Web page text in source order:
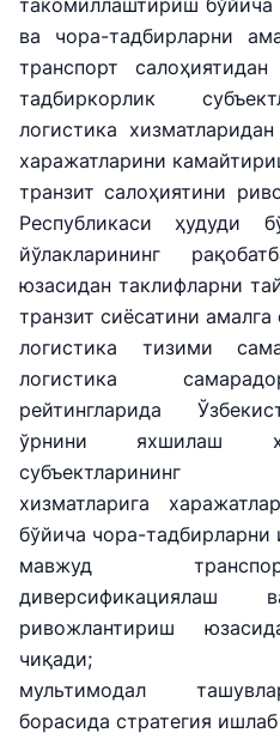
такомиллаштириш
ва чора-тадбирларни
транспорт
тадбиркорлик
логистика
харажатларини
транзит салоҳиятини
Республикаси ҳудуди
йўлакларининг
юзасидан таклифларни
транзит сиёсатини
логистика тизими
логистика
рейтингларида
ўрнини яхшилаш
субъектларининг
хизматларига
бўйича чора-тадбирларни
мавжуд
диверсификациялаш
ривожлантириш
чиқади;
мультимодал
борасида стратегия